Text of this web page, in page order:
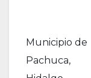
Municipio de
Pachuca,